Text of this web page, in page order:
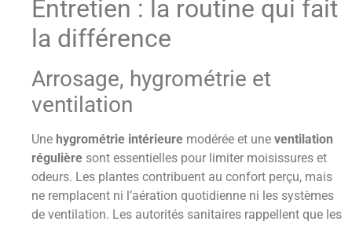
Entretien : la routine qui fait
la différence
Arrosage, hygrométrie et
ventilation
Une hygrométrie intérieure modérée et une ventilation
régulière sont essentielles pour limiter moisissures et
odeurs. Les plantes contribuent au confort perçu, mais
ne remplacent ni l’aération quotidienne ni les systèmes
de ventilation. Les autorités sanitaires rappellent que les